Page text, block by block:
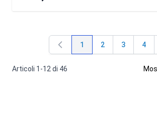
Articoli 1 -12 di 46
Attualmente stai
1
Pagina
2
Pagina
3 4